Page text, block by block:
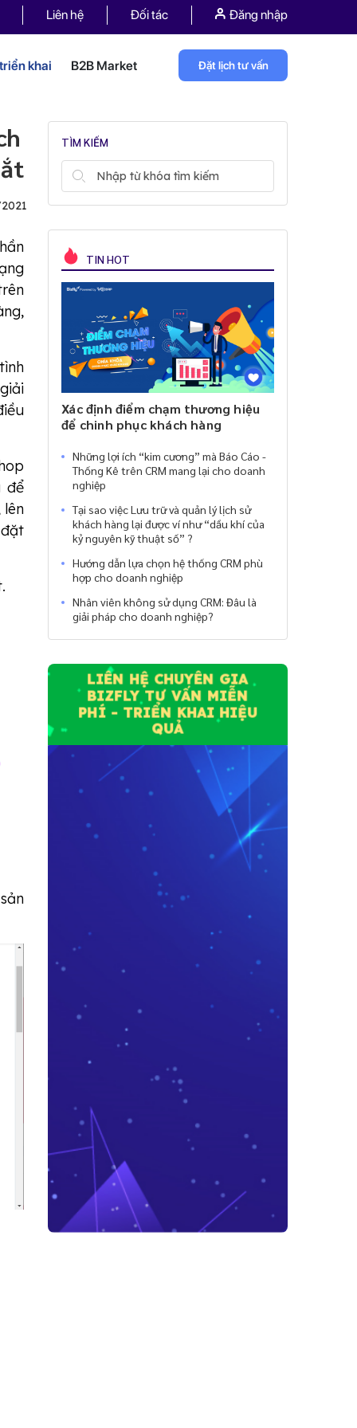
Liên hệ Đối tác Đăng nhập
khai B2B Market Đặt lịch tư vấn
để
TÌM KIẾM
TIN HOT
Xác định điểm chạm thương hiệu
để chinh phục khách hàng
Những lợi ích “kim cương” mà Báo Cáo -
Thống Kê trên CRM mang lại cho doanh
nghiệp
Tại sao việc Lưu trữ và quản lý lịch sử
khách hàng lại được ví như “dầu khí của
kỷ nguyên kỹ thuật số” ?
Hướng dẫn lựa chọn hệ thống CRM phù
hợp cho doanh nghiệp
Nhân viên không sử dụng CRM: Đâu là
giải pháp cho doanh nghiệp?
LIÊN HỆ CHUYÊN GIA
BIZFLY TƯ VẤN MIỄN
PHÍ - TRIỂN KHAI HIỆU
QUẢ